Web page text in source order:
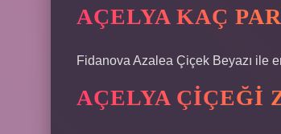
AÇELYA KAÇ
Fidanova Azalea Çiçek Beyazı ile
AÇELYA ÇIÇEĞI